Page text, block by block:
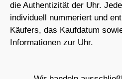
die Authentizität der Uhr.
individuell nummeriert und
Käufers, das Kaufdatum
Informationen zur Uhr.